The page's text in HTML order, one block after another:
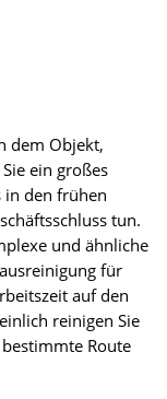
dem Objekt,
ein großes
in den frühen
tun.
und ähnliche
für
auf den
reinigen Sie
Route